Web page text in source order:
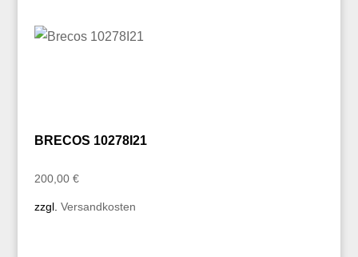
BRECOS 10278I21
200,00 €
zzgl. Versandkosten